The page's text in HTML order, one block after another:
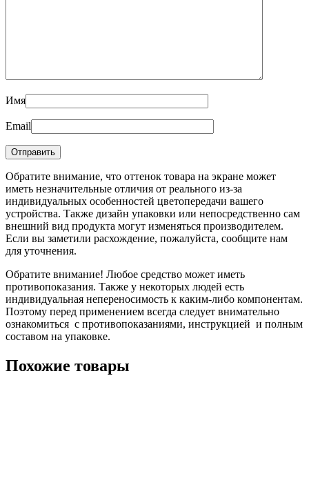
Имя
Email
Обратите внимание, что оттенок товара на экране может
иметь незначительные отличия от реального из-за
индивидуальных особенностей цветопередачи вашего
устройства. Также дизайн упаковки или непосредственно сам
внешний вид продукта могут изменяться производителем.
Если вы заметили расхождение, пожалуйста, сообщите нам
для уточнения.
Обратите внимание! Любое средство может иметь
противопоказания. Также у некоторых людей есть
индивидуальная непереносимость к каким-либо компонентам.
Поэтому перед применением всегда следует внимательно
ознакомиться с противопоказаниями, инструкцией и полным
составом на упаковке.
Похожие товары